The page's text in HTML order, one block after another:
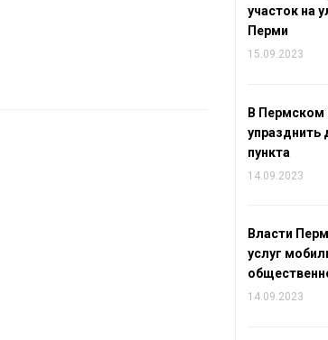
участок на
Перми
15.09.2023
В Пермском
упразднить
пункта
14.09.2023
Власти
услуг
14.09.2023